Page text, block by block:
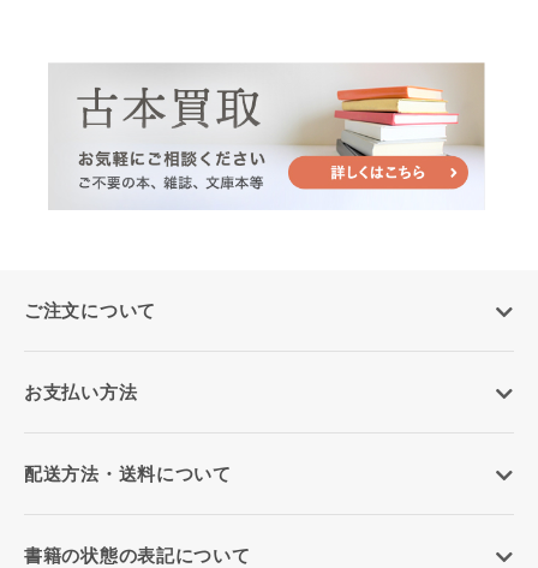
ご注文について
お支払い方法
配送方法・送料について
書籍の状態の表記について